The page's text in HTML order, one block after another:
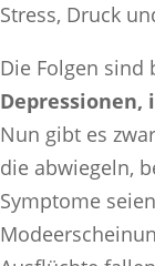
Stress, Druck
Die Folgen sind
Depressionen,
Nun gibt es
die abwiegeln,
Symptome